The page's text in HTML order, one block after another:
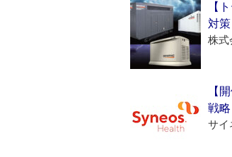
【
対策
株式
【
戦略
サイ